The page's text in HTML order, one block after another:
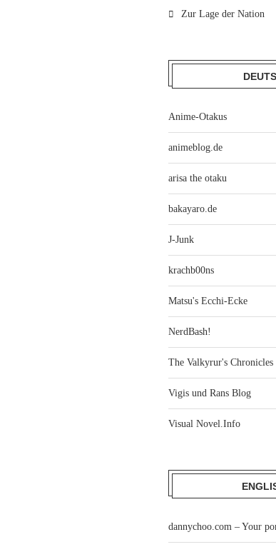
Zur Lage der Nation
Anime-Otakus
animeblog.de
arisa the otaku
bakayaro.de
J-Junk
krachb00ns
Matsu's Ecchi-Ecke
NerdBash!
The Valkyrur's Chronicles
Vigis und Rans Blog
Visual Novel.Info
dannychoo.com – Your